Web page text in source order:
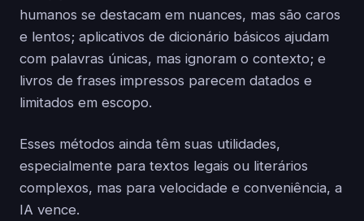
humanos se destacam em nuances, mas são caros
e lentos; aplicativos de dicionário básicos ajudam
com palavras únicas, mas ignoram o contexto; e
livros de frases impressos parecem datados e
limitados em escopo.
Esses métodos ainda têm suas utilidades,
especialmente para textos legais ou literários
complexos, mas para velocidade e conveniência, a
IA vence.